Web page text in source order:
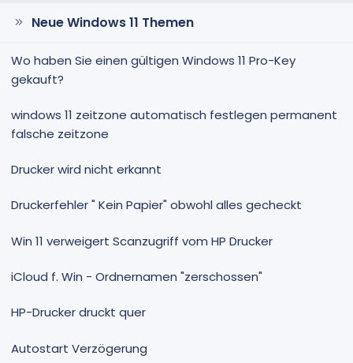
Neue Windows 11 Themen
Wo haben Sie einen gültigen Windows 11 Pro-Key
gekauft?
windows 11 zeitzone automatisch festlegen permanent
falsche zeitzone
Drucker wird nicht erkannt
Druckerfehler " Kein Papier" obwohl alles gecheckt
Win 11 verweigert Scanzugriff vom HP Drucker
iCloud f. Win - Ordnernamen "zerschossen"
HP-Drucker druckt quer
Autostart Verzögerung